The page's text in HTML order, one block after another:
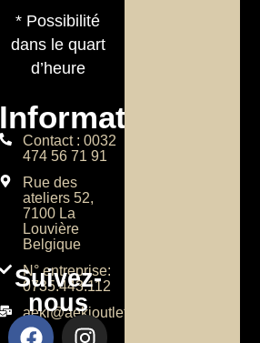
* Possibilité
dans le quart
d’heure
Informations
Contact : 0032
474 56 71 91
Rue des
ateliers 52,
7100 La
Louvière
Belgique
N° entreprise:
0735.443.112
aeki@aekioutlet.com
Suivez-
nous